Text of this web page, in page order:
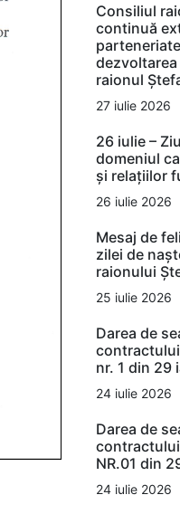
Consiliul
continuă
raionul
27 iulie 2026
26 iulie –
domeniul
și relațiilor
26 iulie 2026
Mesaj de
zilei de
raionului
25 iulie 2026
Darea de
nr. 1 din 29
24 iulie 2026
Darea de
NR.01 din
24 iulie 2026